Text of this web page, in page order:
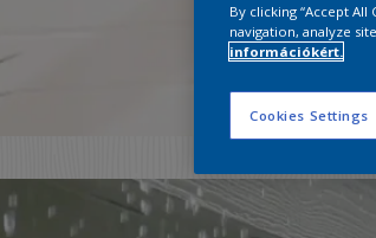
By clicking “Accept
navigation, analyze
információkért.
Cookies Settings